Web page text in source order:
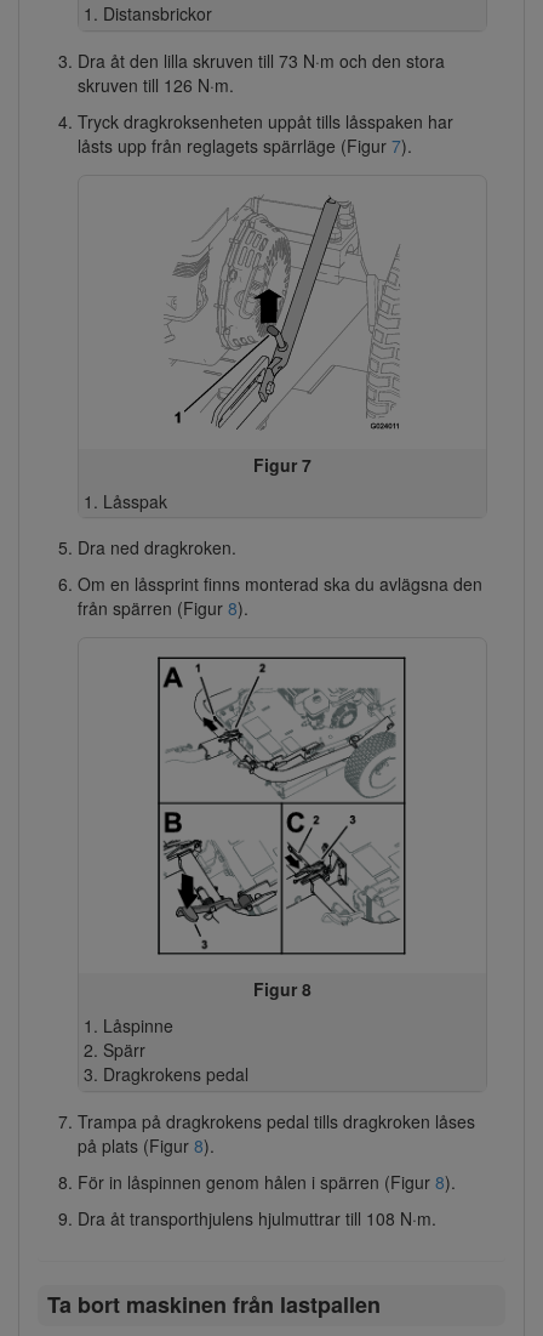
Distansbrickor
Dra åt den lilla skruven till 73 N·m och den stora
skruven till 126 N·m.
Tryck dragkroksenheten uppåt tills låsspaken har
låsts upp från reglagets spärrläge (Figur 7).
Figur 7
Låsspak
Dra ned dragkroken.
Om en låssprint finns monterad ska du avlägsna den
från spärren (Figur 8).
Figur 8
Låspinne
Spärr
Dragkrokens pedal
Trampa på dragkrokens pedal tills dragkroken låses
på plats (Figur 8).
För in låspinnen genom hålen i spärren (Figur 8).
Dra åt transporthjulens hjulmuttrar till 108 N·m.
Ta bort maskinen från lastpallen